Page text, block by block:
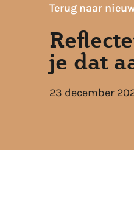
Terug naar
je dat
23 december